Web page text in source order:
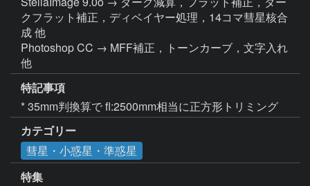
クフラット補正，ディベイヤー処理，14コマ彗星核合
成 他
Photoshop CC → MFF補正，トーンカーブ，文字入れ
他
特記事項
* 35mm判換算で fl:2500mm相当に正方形トリミング
カテゴリー
彗星・小惑星・準惑星
特集